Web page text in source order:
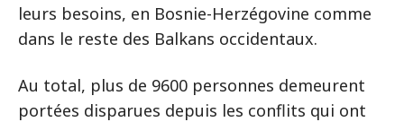
leurs besoins, en Bosnie-Herzégovine comme
dans le reste des Balkans occidentaux.
Au total, plus de 9600 personnes demeurent
portées disparues depuis les conflits qui ont